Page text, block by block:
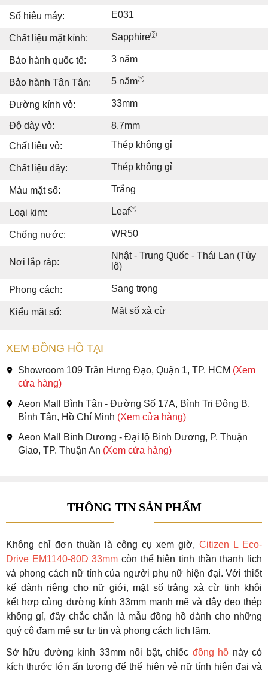
Số hiệu máy: E031
Chất liệu mặt kính: Sapphire
Bảo hành quốc tế: 3 năm
Bảo hành Tân Tân: 5 năm
Đường kính vỏ: 33mm
Độ dày vỏ:
8.7mm
Chất liệu vỏ:
Thép không gỉ
Chất liệu dây: Thép không gỉ
Màu mặt số: Trắng
Loại kim: Leaf
Chống nước: WR50
Nơi lắp ráp:
Nhật - Trung Quốc - Thái Lan (Tùy
lô)
Phong cách: Sang trọng
Kiểu mặt số: Mặt số xà cừ
XEM ĐỒNG HỒ TẠI
Showroom 109 Trần Hưng Đạo, Quận 1, TP. HCM (Xem
cửa hàng)
Aeon Mall Bình Tân - Đường Số 17A, Bình Trị Đông B,
Bình Tân, Hồ Chí Minh (Xem cửa hàng)
Aeon Mall Bình Dương - Đại lộ Bình Dương, P. Thuận
Giao, TP. Thuận An (Xem cửa hàng)
THÔNG TIN SẢN PHẨM
Không chỉ đơn thuần là công cụ xem giờ, Citizen L Eco-
Drive EM1140-80D 33mm còn thể hiện tinh thần thanh lịch
và phong cách nữ tính của người phụ nữ hiện đại. Với thiết
kế dành riêng cho nữ giới, mặt số trắng xà cừ tinh khôi
kết hợp cùng đường kính 33mm mạnh mẽ và dây đeo thép
không gỉ, đây chắc chắn là mẫu đồng hồ dành cho những
quý cô đam mê sự tự tin và phong cách lịch lãm.
Sở hữu đường kính 33mm nổi bật, chiếc đồng hồ này có
kích thước lớn ấn tượng để thể hiện vẻ nữ tính hiện đại và